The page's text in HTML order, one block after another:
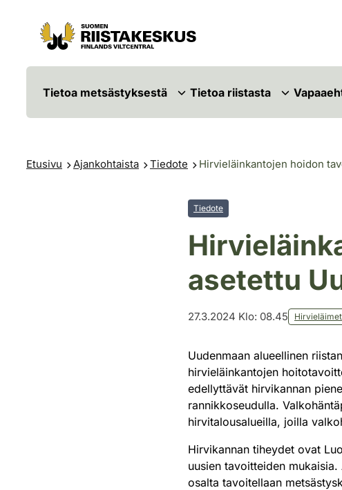
Siirry sisältöön
Siirry sivustokarttaan
Tietoa metsästyksestä Tietoa riistasta
Etusivu Ajankohtaista Tiedote Hirvieläinkantojen hoidon
Tiedote
asetettu
27.3.2024 Klo: 08.45 Hirvieläimet
Uudenmaan alueellinen
hirvieläinkantojen
edellyttävät hirvikannan
rannikkoseudulla.
hirvitalousalueilla, joilla
Hirvikannan tiheydet ovat
uusien tavoitteiden
osalta tavoitellaan